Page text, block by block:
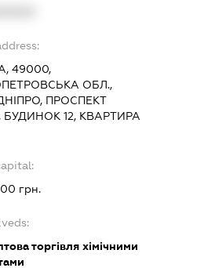
49000,
ОБЛ.,
ПРОСПЕКТ
БУДИНОК 12, КВАРТИРА
грн.
торгівля хімічними